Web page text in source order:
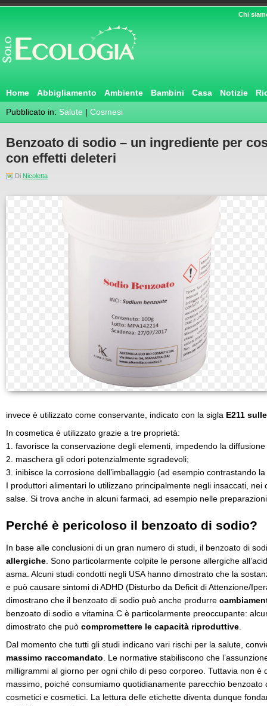
Chi
Home Abbigliamento Ambiente Bambini Casa Notizie
Pubblicato in: Salute | Cosmesi
Benzoato di sodio – un ingrediente per
con effetti deleteri
Di Nicoletta
invece è utilizzato come conservante, indicato con la sigla E211
In cosmetica è utilizzato grazie a tre proprietà:
1. favorisce la conservazione degli elementi, impedendo la
2. maschera gli odori potenzialmente sgradevoli;
3. inibisce la corrosione dell’imballaggio (ad esempio contrastando
I produttori alimentari lo utilizzano principalmente negli insaccati, nei
salse. Si trova anche in alcuni farmaci, ad esempio nelle
Perché è pericoloso il benzoato di sodio?
In base alle conclusioni di un gran numero di studi, il benzoato di
allergiche . Sono particolarmente colpite le persone allergiche
asma. Alcuni studi condotti negli USA hanno dimostrato che la
e può causare sintomi di ADHD (Disturbo da Deficit di Attenzione/
dimostrano che il benzoato di sodio può anche produrre
benzoato di sodio e vitamina C è particolarmente preoccupante:
dimostrato che può compromettere le capacità riproduttive
Dal momento che tutti gli studi indicano vari rischi per la salute,
massimo raccomandato . Le normative stabiliscono che
milligrammi al giorno per ogni chilo di peso corporeo. Tuttavia non è
massimo, poiché consumiamo quotidianamente parecchio benzoato
cosmetici e cosmetici. La lettura delle etichette diventa dunque